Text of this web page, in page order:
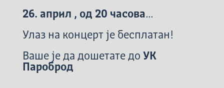
26. април , од 20 часова...
Улаз на концерт је бесплатан!
Ваше је да дошетате до УК
Пароброд